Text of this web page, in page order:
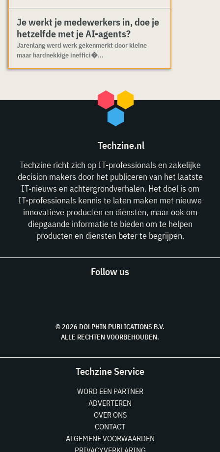
Je werkt je medewerkers in, doe je
hetzelfde met je AI-agents?
Jarenlang werd werk gekenmerkt door kleine
maar hardnekkige ineffici�...
Techzine.nl
Techzine richt zich op IT-professionals en zakelijke
decision makers door het publiceren van het laatste
IT-nieuws en achtergrondverhalen. Het doel is om
IT-professionals kennis te laten maken met nieuwe
innovatieve producten en diensten, maar ook om
diepgaande informatie te bieden om te helpen
producten en diensten beter te begrijpen.
Follow us
© 2026 DOLPHIN PUBLICATIONS B.V.
ALLE RECHTEN VOORBEHOUDEN.
Techzine Service
WORD EEN PARTNER
ADVERTEREN
OVER ONS
CONTACT
ALGEMENE VOORWAARDEN
PRIVACYVERKLARING